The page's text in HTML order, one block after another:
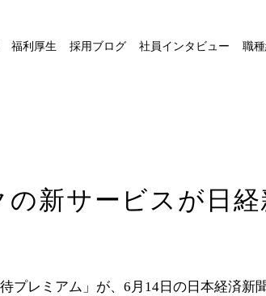
福利厚生 採用ブログ 社員インタビュー 職
新サービスが日経
プレミアム」が、6月14日の日本経済新